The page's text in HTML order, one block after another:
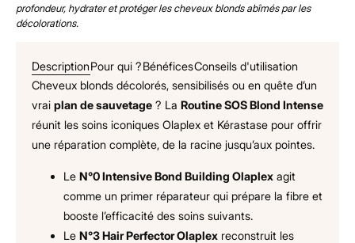
profondeur, hydrater et protéger les cheveux blonds abîmés par les
décolorations.
DescriptionPour qui ?BénéficesConseils d'utilisation
Cheveux blonds décolorés, sensibilisés ou en quête d’un
vrai plan de sauvetage ? La Routine SOS Blond Intense
réunit les soins iconiques Olaplex et Kérastase pour offrir
une réparation complète, de la racine jusqu’aux pointes.
Le N°0 Intensive Bond Building Olaplex agit
comme un primer réparateur qui prépare la fibre et
booste l’efficacité des soins suivants.
Le N°3 Hair Perfector Olaplex reconstruit les